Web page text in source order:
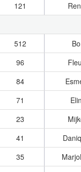
121
512 Bo
96
84
71 Elin
23
41
35